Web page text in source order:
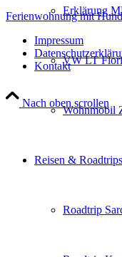
Erklärung
VW LT
Wohnmobil
Reisen & Roadtrips
Roadtrip
Ferienwohnung mit
Impressum
Kontakt
Nach oben scrollen